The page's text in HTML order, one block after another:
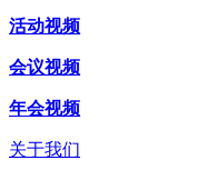
活动视频
会议视频
年会视频
关于我们